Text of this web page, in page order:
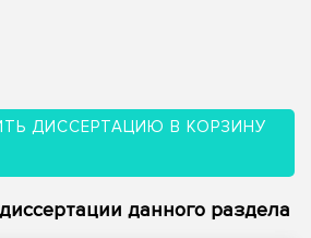
ДИССЕРТАЦИЮ В КОРЗИНУ
данного раздела